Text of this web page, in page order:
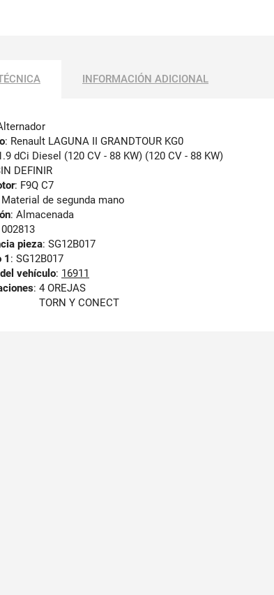
INFORMACIÓN ADICIONAL
: Renault LAGUNA II GRANDTOUR KG0
dCi Diesel (120 CV - 88 KW) (120 CV - 88 KW)
DEFINIR
: F9Q C7
Material de segunda mano
: Almacenada
pieza: SG12B017
1 : SG12B017
vehículo: 16911
: 4 OREJAS
TORN Y CONECT